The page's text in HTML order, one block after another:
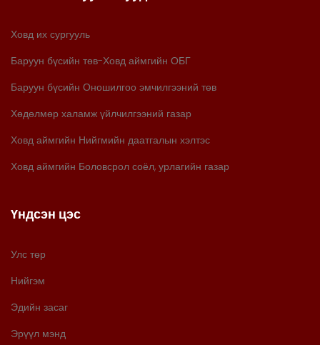
Ховд их сургууль
Баруун бүсийн төв-Ховд аймгийн ОБГ
Баруун бүсийн Оношилгоо эмчилгээний төв
Хөдөлмөр халамж үйлчилгээний газар
Ховд аймгийн Нийгмийн даатгалын хэлтэс
Ховд аймгийн Боловсрол соёл, урлагийн газар
Үндсэн цэс
Улс төр
Нийгэм
Эдийн засаг
Эрүүл мэнд